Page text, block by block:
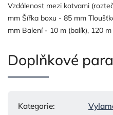
Vzdálenost mezi kotvami
mm Šířka boxu - 85 mm
mm Balení - 10 m (balík), 120
Doplňkové
Kategorie: